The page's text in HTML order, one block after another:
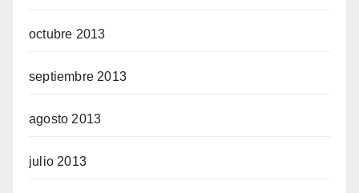
octubre 2013
septiembre 2013
agosto 2013
julio 2013